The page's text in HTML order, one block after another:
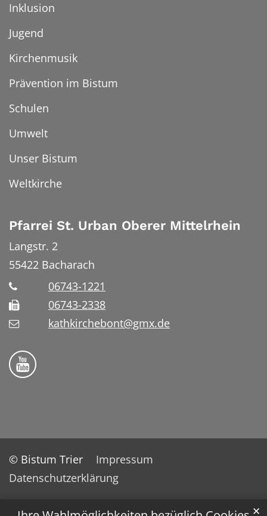
✕
Inklusion
Jugend
Kirchenmusik
Prävention im Bistum
Schulen
Umwelt
Unser Bistum
Weltkirche
Pfarrei St. Urban Oberer Mittelrhein
Langstr. 2
55422 Bacharach
06743-1221
06743-2338
kathkirchebont@gmx.de
Folge uns auf YouTube
© Bistum Trier
Impressum
Datenschutzerklärung